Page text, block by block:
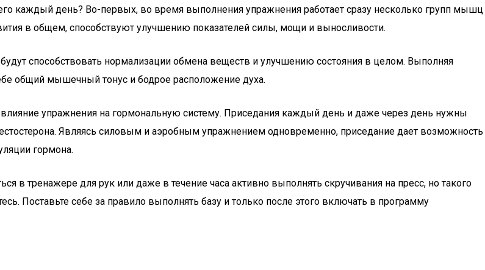
каждый день? Во-первых, во время выполнения упражнения работает сразу несколько групп мышц
в общем, способствуют улучшению показателей силы, мощи и выносливости.
способствовать нормализации обмена веществ и улучшению состояния в целом. Выполняя
общий мышечный тонус и бодрое расположение духа.
упражнения на гормональную систему. Приседания каждый день и даже через день нужны
Являясь силовым и аэробным упражнением одновременно, приседание дает возможность
гормона.
в тренажере для рук или даже в течение часа активно выполнять скручивания на пресс, но такого
Поставьте себе за правило выполнять базу и только после этого включать в программу